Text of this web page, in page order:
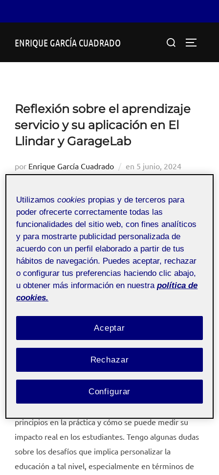
ENRIQUE GARCÍA CUADRADO Buscar:
Reflexión sobre el aprendizaje
servicio y su aplicación en El
Llindar y GarageLab
por Enrique García Cuadrado en Publicado
5 junio, 2024
Lo que más me ha sorprendido es la capacidad de
estas metodologías para transformar vidas. El enfoque
en el aprendizaje práctico y el apoyo individualizado
educativo. Es muy bonito ver cómo el aprendizaje
servicio puede conectar a los estudiantes con su
han sido apartados por el sistema tradicional.
principios en la práctica y cómo se puede medir su
impacto real en los estudiantes. Tengo algunas dudas
sobre los desafíos que implica personalizar la
educación a tal nivel, especialmente en términos de
Utilizamoscookies propias y de terceros para
poder ofrecerte correctamente todas las
funcionalidades del sitio web, con fines analíticos
y para mostrarte publicidad personalizada de
acuerdo con un perfil elaborado a partir de tus
hábitos de navegación. Puedes aceptar, rechazar
o configurar tus preferencias haciendo clic abajo,
u obtener más información en nuestra política de
cookies.
Rechazar
Aceptar
Configurar